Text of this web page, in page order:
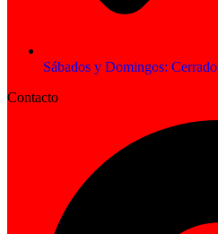
Sábados y Domingos: Cerrado
Contacto